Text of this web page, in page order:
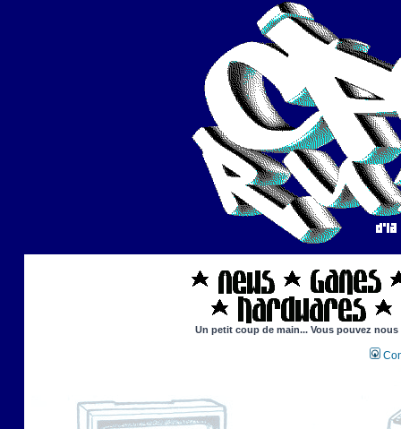
Un petit coup de main... Vous pouvez